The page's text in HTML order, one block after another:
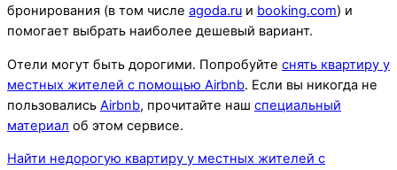
бронирования (в том числе agoda.ru и booking.com) и
помогает выбрать наиболее дешевый вариант.
Отели могут быть дорогими. Попробуйте снять квартиру у
местных жителей с помощью Airbnb. Если вы никогда не
пользовались Airbnb, прочитайте наш специальный
материал об этом сервисе.
Найти недорогую квартиру у местных жителей с